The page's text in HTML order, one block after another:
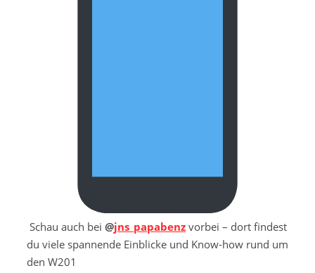
Schau auch bei @jns_papabenz vorbei – dort findest
du viele spannende Einblicke und Know-how rund um
den W201